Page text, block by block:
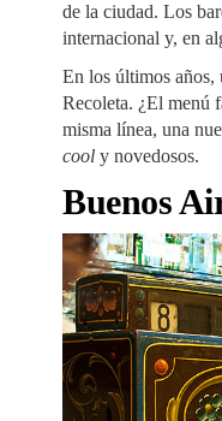
de la ciudad. Los
internacional y, en
En los últimos años,
Recoleta. ¿El menú
misma línea, una
cool y novedosos.
Buenos